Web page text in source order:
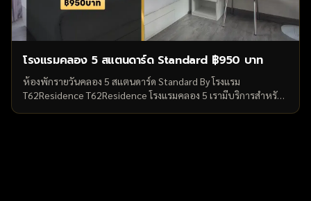
โรงแรมคลอง 5 สแตนดาร์ด Standard ฿950 บาท
ห้องพักรายวันคลอง 5 สแตนดาร์ด Standard By โรงแรม
T62Residence T62Residence โรงแรมคลอง 5 เรามีบริการสำหรับ